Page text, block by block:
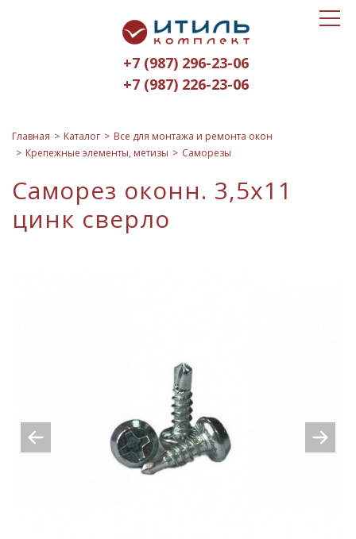
Итиль-
Комплект
logo
+7 (987) 296-23-06
+7 (987) 226-23-06
Toggle
Главная Каталог
Все для монтажа и ремонта окон
Крепежные элементы, метизы
Саморезы
Саморез оконн. 3,5х11
цинк сверло